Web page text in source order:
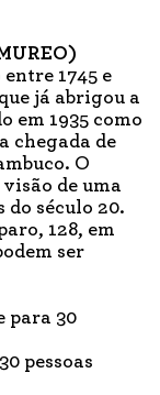
1745 e
já abrigou a
em 1935 como
chegada de
O
de uma
do século 20.
128, em
ser
para 30
pessoas